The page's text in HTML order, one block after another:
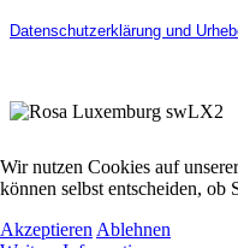
Datenschutzerklärung und
Wir nutzen Cookies auf
können selbst entscheiden,
Akzeptieren Ablehnen